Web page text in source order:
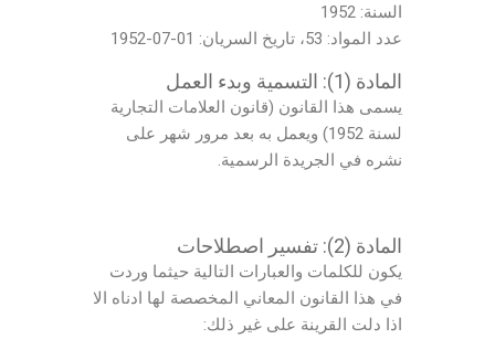
السنة: 1952
عدد المواد: 53، تاريخ السريان: 01-07-1952
المادة (1): التسمية وبدء العمل
يسمى هذا القانون (قانون العلامات التجارية
لسنة 1952) ويعمل به بعد مرور شهر على
نشره في الجريدة الرسمية.
المادة (2): تفسير اصطلاحات
يكون للكلمات والعبارات التالية حيثما وردت
في هذا القانون المعاني المخصصة لها ادناه الا
اذا دلت القرينة على غير ذلك: